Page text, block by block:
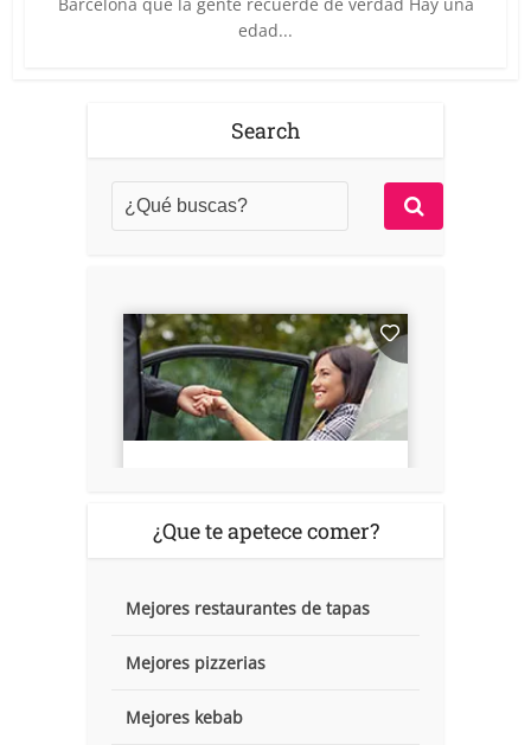
edad...
Search
¿Que te apetece comer?
Mejores restaurantes de tapas
Mejores pizzerias
Mejores kebab